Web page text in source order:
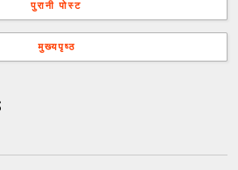
पुरानी पोस्ट
मुख्यपृष्ठ